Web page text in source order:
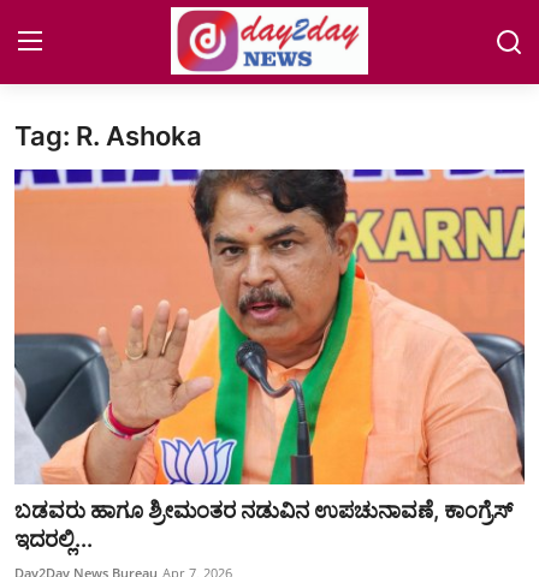
Home
Auto-Tech
Jobs
Lifestyle
ENTERTAINMENT
SPORTS
Tag: R. Ashoka
ಬಡವರು ಹಾಗೂ ಶ್ರೀಮಂತರ ನಡುವಿನ ಉಪಚುನಾವಣೆ, ಕಾಂಗ್ರೆಸ್
ಇದರಲ್ಲಿ...
Day2Day News Bureau Apr 7, 2026